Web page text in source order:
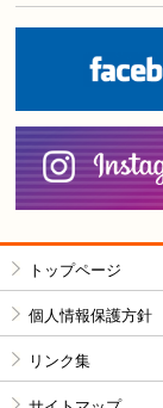
トップページ
個人情報保護方針
リンク集